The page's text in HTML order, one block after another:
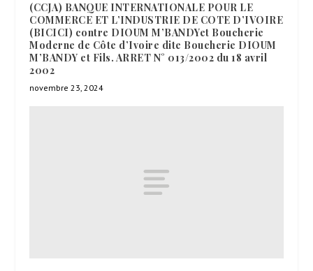
(CCJA) BANQUE INTERNATIONALE POUR LE
COMMERCE ET L’INDUSTRIE DE COTE D’IVOIRE
(BICICI) contre DIOUM M’BANDYet Boucherie
Moderne de Côte d’Ivoire dite Boucherie DIOUM
M’BANDY et Fils. ARRET N° 013/2002 du 18 avril
2002
novembre 23, 2024